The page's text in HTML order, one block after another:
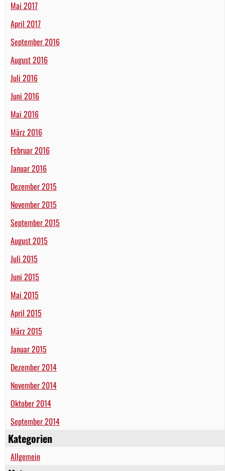
Mai 2017
April 2017
September 2016
August 2016
Juli 2016
Juni 2016
Mai 2016
März 2016
Februar 2016
Januar 2016
Dezember 2015
November 2015
September 2015
August 2015
Juli 2015
Juni 2015
Mai 2015
April 2015
März 2015
Januar 2015
Dezember 2014
November 2014
Oktober 2014
September 2014
Kategorien
Allgemein